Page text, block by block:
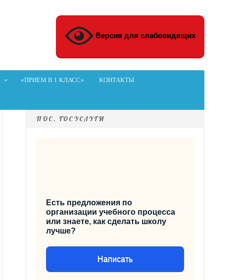
Версия для слабовидящих
«ПРИЕМ В 1 КЛАСС» КОНТАКТЫ
ПОС. ГОСУСЛУГИ
Есть предложения по
организации учебного процесса
или знаете, как сделать школу
лучше?
Написать